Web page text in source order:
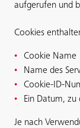
aufgerufen und
Cookies
Cookie Name
Name des
Cookie-ID-
Ein Datum,
Je nach